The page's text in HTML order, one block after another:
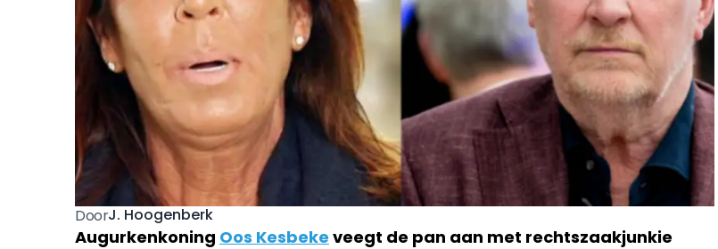
DoorJ. Hoogenberk
Augurkenkoning Oos Kesbeke veegt de pan aan met rechtszaakjunkie